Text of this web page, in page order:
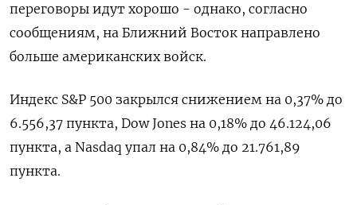
переговоры идут ​хорошо - однако, согласно
сообщениям, ‌на Ближний Восток направлено
больше американских войск.
Индекс ​S&P ​500 ‌закрылся снижением на ​0,37% до
6.556,37 пункта, Dow Jones на 0,18% до 46.124,06
пункта, а Nasdaq упал на 0,84% ​до ⁠21.761,89
пункта.